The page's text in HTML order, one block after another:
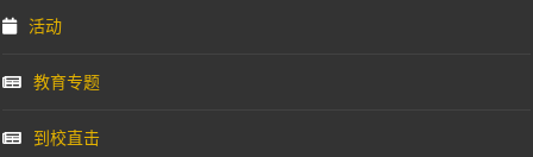
活动
教育专题
到校直击